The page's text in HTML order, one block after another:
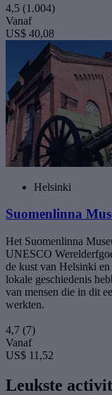
4,5 (1.004)
Vanaf
US$ 40,08
Helsinki
Suomenlinna
Het Suomenlinna
UNESCO
de kust van Helsinki
lokale geschiedenis
van mensen die in dit
werkten.
4,7 (7)
Vanaf
US$ 11,52
Leukste